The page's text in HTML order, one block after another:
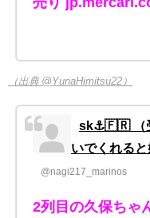
（出典 @YunaHimitsu22）
sk⚓️🇫🇷 （
いでくれると
@nagi217_marinos
2列目の久保ちゃ